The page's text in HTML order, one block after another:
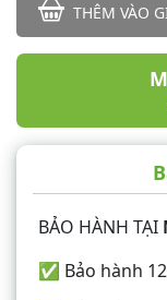
THÊM VÀO
BẢO HÀNH TẠI
✅ Bảo hành